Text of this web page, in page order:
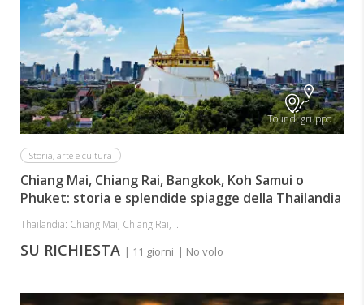
Tour di gruppo
Storia, arte e cultura
Chiang Mai, Chiang Rai, Bangkok, Koh Samui o
Phuket: storia e splendide spiagge della Thailandia
Thailandia: Chiang Mai, Chiang Rai, ...
SU RICHIESTA | 11 giorni | No volo